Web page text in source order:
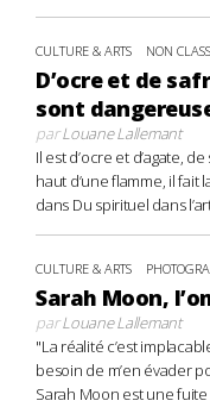
CULTURE & ARTS NON
D’ocre et de
sont
parLouane Lallemant
Il est d’ocre et d’agate,
haut d’une flamme, il fait
dans Du spirituel dans
CULTURE & ARTS
Sarah Moon,
parLouane Lallemant
"La réalité c’est
besoin de m’en évader
Sarah Moon est une